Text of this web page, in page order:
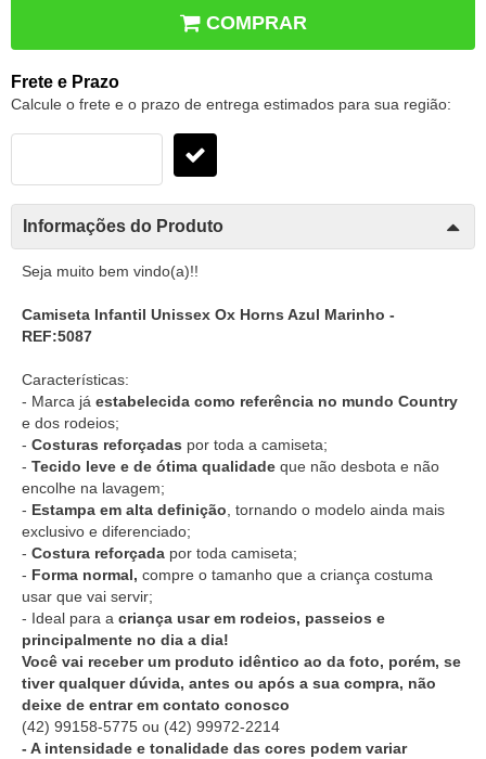
COMPRAR
Frete e Prazo
Calcule o frete e o prazo de entrega estimados para sua região:
Informações do Produto
Seja muito bem vindo(a)!!
Camiseta Infantil Unissex Ox Horns Azul Marinho -
REF:5087
Características:
- Marca já estabelecida como referência no mundo Country
e dos rodeios;
- Costuras reforçadas por toda a camiseta;
- Tecido leve e de ótima qualidade que não desbota e não
encolhe na lavagem;
- Estampa em alta definição , tornando o modelo ainda mais
exclusivo e diferenciado;
- Costura reforçada por toda camiseta;
- Forma normal, compre o tamanho que a criança costuma
usar que vai servir;
- Ideal para a criança usar em rodeios, passeios e
principalmente no dia a dia!
Você vai receber um produto idêntico ao da foto, porém, se
tiver qualquer dúvida, antes ou após a sua compra, não
deixe de entrar em contato conosco
(42) 99158-5775 ou (42) 99972-2214
- A intensidade e tonalidade das cores podem variar